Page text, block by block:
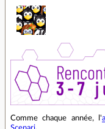
Comme chaque année, l'